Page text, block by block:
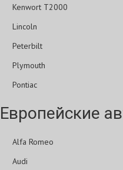
Kenwort T2000
Lincoln
Peterbilt
Plymouth
Pontiac
Европейские
Alfa Romeo
Audi